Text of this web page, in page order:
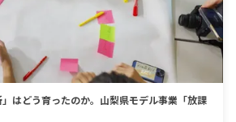
はどう育ったのか。山梨県モデル事業「放課